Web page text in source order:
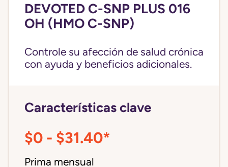
DEVOTED C-SNP PLUS 016
OH (HMO C-SNP)
Controle su afección de salud crónica
con ayuda y beneficios adicionales.
Características clave
$0 - $31.40*
Prima mensual